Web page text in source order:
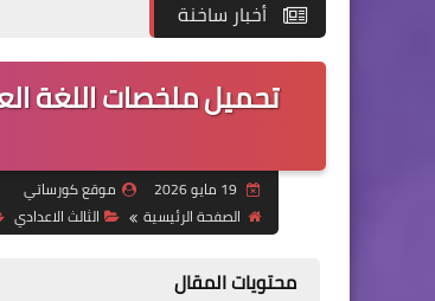
أخبار ساخنة
موقع كورساتي
الصفحة الرئيسية
الثالث الاعدادي
محتويات المقال